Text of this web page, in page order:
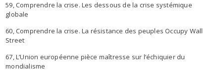
59, Comprendre la crise. Les dessous de la crise systémique
globale
60, Comprendre la crise. La résistance des peuples Occupy Wall
Street
67, L’Union européenne pièce maîtresse sur l’échiquier du
mondialisme